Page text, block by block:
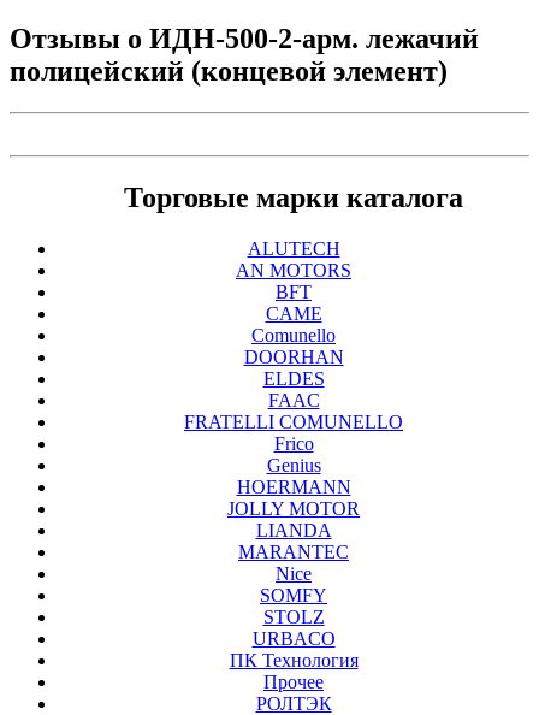
Отзывы о ИДН-500-2-арм. лежачий
полицейский (концевой элемент)
Торговые марки каталога
ALUTECH
AN MOTORS
BFT
CAME
Comunello
DOORHAN
ELDES
FAAC
FRATELLI COMUNELLO
Frico
Genius
HOERMANN
JOLLY MOTOR
LIANDA
MARANTEC
Nice
SOMFY
STOLZ
URBACO
ПК Технология
Прочее
РОЛТЭК